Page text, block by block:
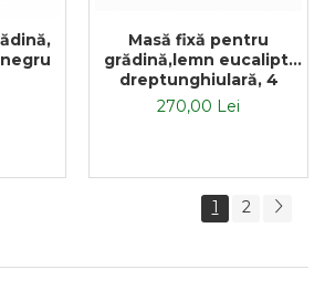
Masă fixă pentru
grădină,lemn eucalipt,
dreptunghiulară, 4
persoane, 48 x 43 x 47
cm
270,00 Lei
1 2